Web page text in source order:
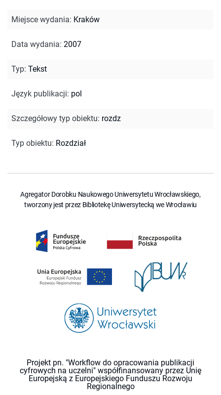
Miejsce wydania: Kraków
Data wydania: 2007
Typ: Tekst
Język publikacji: pol
Szczegółowy typ obiektu: rozdz
Typ obiektu: Rozdział
Agregator Dorobku Naukowego Uniwersytetu Wrocławskiego,
tworzony jest przez Bibliotekę Uniwersytecką we Wrocławiu
Projekt pn. "Workflow do opracowania publikacji
cyfrowych na uczelni" współfinansowany przez Unię
Europejską z Europejskiego Funduszu Rozwoju
Regionalnego